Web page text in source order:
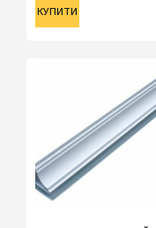
КУПИТИ